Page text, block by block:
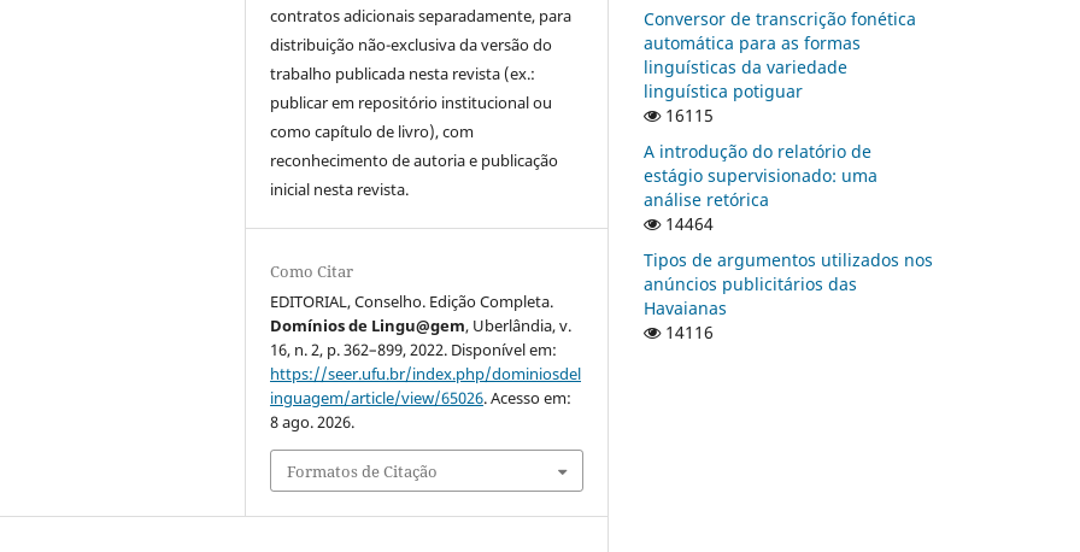
contratos adicionais separadamente, para
distribuição não-exclusiva da versão do
trabalho publicada nesta revista (ex.:
publicar em repositório institucional ou
como capítulo de livro), com
reconhecimento de autoria e publicação
inicial nesta revista.
Como Citar
EDITORIAL, Conselho. Edição Completa.
Domínios de Lingu@gem, Uberlândia, v.
16, n. 2, p. 362–899, 2022. Disponível em:
https://seer.ufu.br/index.php/dominiosdel
inguagem/article/view/65026. Acesso em:
8 ago. 2026.
Formatos de Citação
Conversor de transcrição fonética
automática para as formas
linguísticas da variedade
linguística potiguar
16115
A introdução do relatório de
estágio supervisionado: uma
análise retórica
14464
Tipos de argumentos utilizados nos
anúncios publicitários das
Havaianas
14116